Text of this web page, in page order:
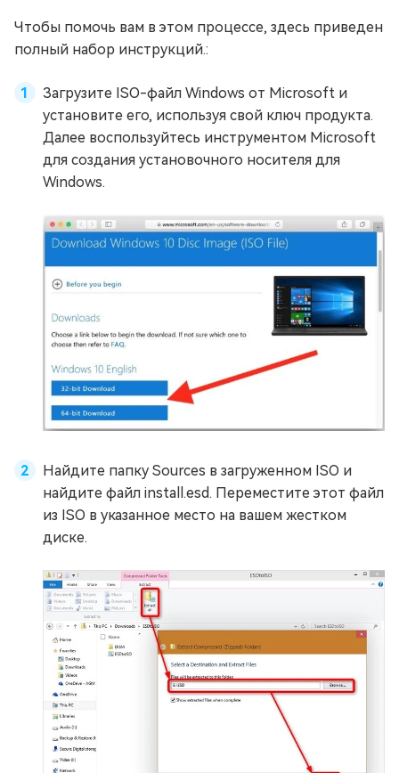
Чтобы помочь вам в этом процессе, здесь приведен
полный набор инструкций.:
Загрузите ISO-файл Windows от Microsoft и
установите его, используя свой ключ продукта.
Далее воспользуйтесь инструментом Microsoft
для создания установочного носителя для
Windows.
Найдите папку Sources в загруженном ISO и
найдите файл install.esd. Переместите этот файл
из ISO в указанное место на вашем жестком
диске.